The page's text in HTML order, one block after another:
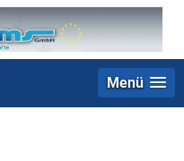
Menü